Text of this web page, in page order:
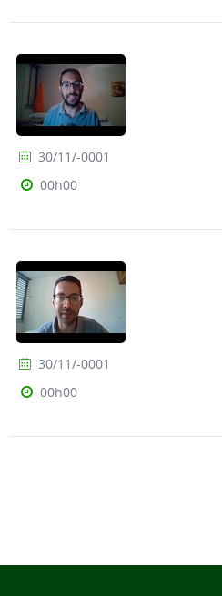
30/11/-0001
00h00
30/11/-0001
00h00